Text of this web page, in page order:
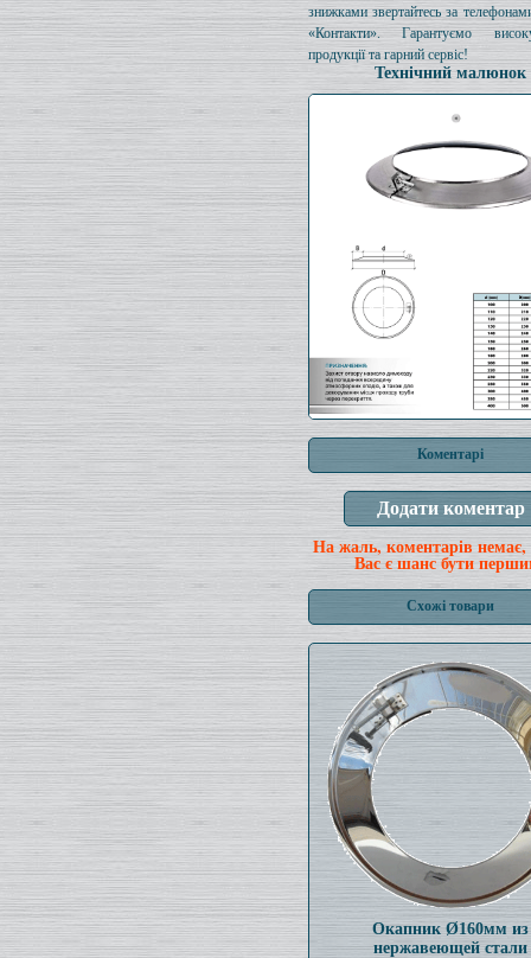
знижками звертайтесь за
«Контакти». Гарантуємо
продукції та гарний сервіс!
Технічний малюнок
Коментарі
На жаль, коментарів немає,
Вас є шанс бути
Схожі товари
Окапник Ø160мм из
нержавеющей стали